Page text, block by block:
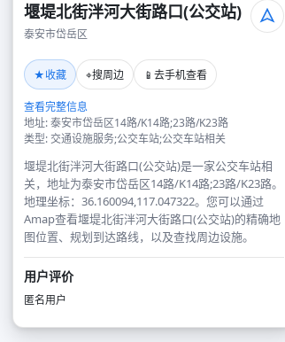
堰堤北街泮河大街路口(公交站)
泰安市岱岳区
★收藏 ⌖搜周边 📱 去手机查看
查看完整信息
地址: 泰安市岱岳区14路/K14路;23路/K23路
类型: 交通设施服务;公交车站;公交车站相关
堰堤北街泮河大街路口(公交站)是一家公交车站相
关，地址为泰安市岱岳区14路/K14路;23路/K23路。
地理坐标：36.160094,117.047322。您可以通过
Amap查看堰堤北街泮河大街路口(公交站)的精确地
图位置、规划到达路线，以及查找周边设施。
用户评价
匿名用户